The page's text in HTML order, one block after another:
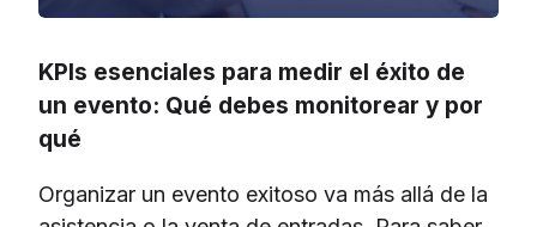
KPIs esenciales para medir el éxito de
un evento: Qué debes monitorear y por
qué
Organizar un evento exitoso va más allá de la